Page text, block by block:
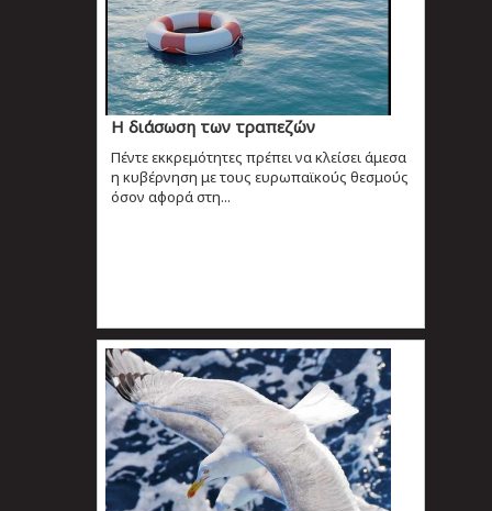
Η διάσωση των τραπεζών
Πέντε εκκρεμότητες πρέπει να κλείσει άμεσα
η κυβέρνηση με τους ευρωπαϊκούς θεσμούς
όσον αφορά στη...